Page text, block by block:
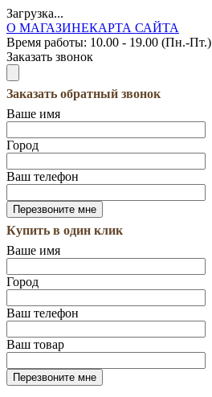
Загрузка...
О МАГАЗИНЕКАРТА САЙТА
Время работы: 10.00 - 19.00 (Пн.-Пт.)
Заказать звонок
Заказать обратный звонок
Ваше имя
Город
Ваш телефон
Купить в один клик
Ваше имя
Город
Ваш телефон
Ваш товар